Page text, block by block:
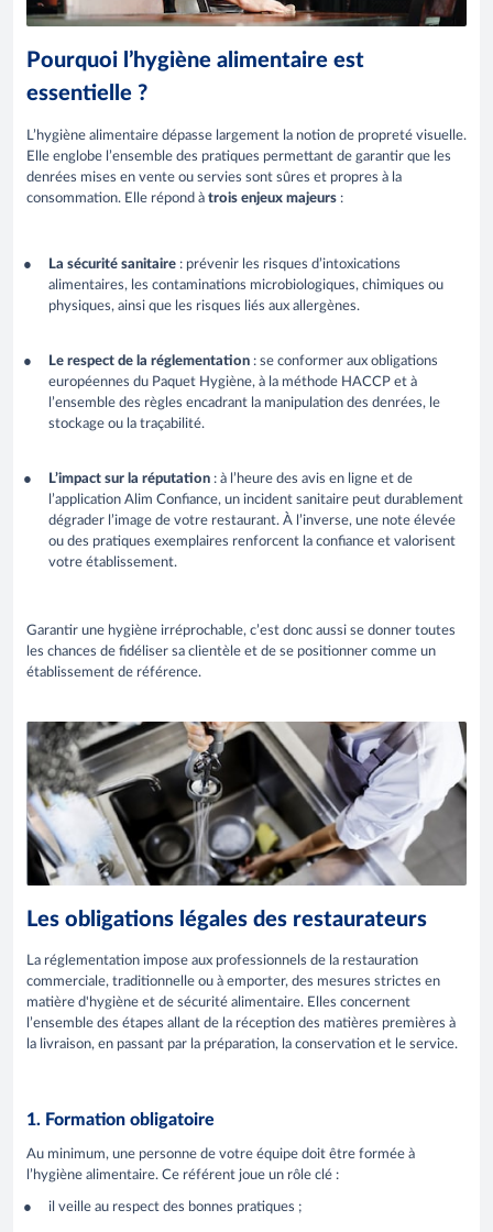
Pourquoi l’hygiène alimentaire est
essentielle ?
L’hygiène alimentaire dépasse largement la notion de propreté visuelle.
Elle englobe l’ensemble des pratiques permettant de garantir que les
denrées mises en vente ou servies sont sûres et propres à la
consommation. Elle répond à trois enjeux majeurs :
La sécurité sanitaire : prévenir les risques d’intoxications
alimentaires, les contaminations microbiologiques, chimiques ou
physiques, ainsi que les risques liés aux allergènes.
Le respect de la réglementation : se conformer aux obligations
européennes du Paquet Hygiène, à la méthode HACCP et à
l’ensemble des règles encadrant la manipulation des denrées, le
stockage ou la traçabilité.
L’impact sur la réputation : à l’heure des avis en ligne et de
l’application Alim Confiance, un incident sanitaire peut durablement
dégrader l’image de votre restaurant. À l’inverse, une note élevée
ou des pratiques exemplaires renforcent la confiance et valorisent
votre établissement.
Garantir une hygiène irréprochable, c’est donc aussi se donner toutes
les chances de fidéliser sa clientèle et de se positionner comme un
établissement de référence.
Les obligations légales des restaurateurs
La réglementation impose aux professionnels de la restauration
commerciale, traditionnelle ou à emporter, des mesures strictes en
matière d'hygiène et de sécurité alimentaire. Elles concernent
l’ensemble des étapes allant de la réception des matières premières à
la livraison, en passant par la préparation, la conservation et le service.
1. Formation obligatoire
Au minimum, une personne de votre équipe doit être formée à
l’hygiène alimentaire. Ce référent joue un rôle clé :
il veille au respect des bonnes pratiques ;